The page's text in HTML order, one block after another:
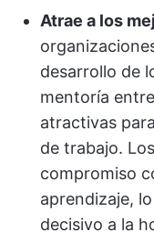
Atrae a los
desarrollo de
mentoría
atractivas
de trabajo.
compromiso
aprendizaje,
decisivo a la